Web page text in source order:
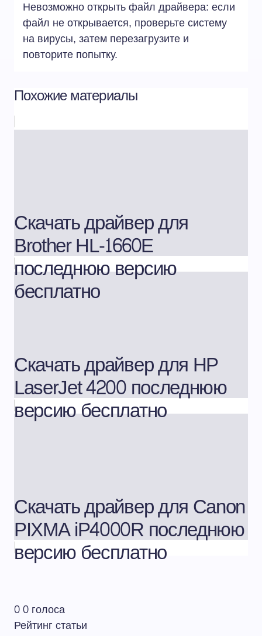
Невозможно открыть файл драйвера: если
файл не открывается, проверьте систему
на вирусы, затем перезагрузите и
повторите попытку.
Похожие материалы
Скачать драйвер для
Brother HL-1660E
последнюю версию
бесплатно
Скачать драйвер для HP
LaserJet 4200 последнюю
версию бесплатно
Скачать драйвер для Canon
PIXMA iP4000R последнюю
версию бесплатно
00голоса
Рейтинг статьи